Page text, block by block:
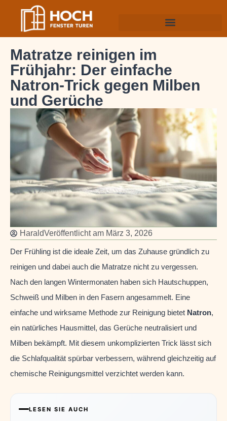
Matratze reinigen im
Frühjahr: Der einfache
Natron-Trick gegen Milben
und Gerüche
HaraldVeröffentlicht am März 3, 2026
Der Frühling ist die ideale Zeit, um das Zuhause gründlich zu
reinigen und dabei auch die Matratze nicht zu vergessen.
Nach den langen Wintermonaten haben sich Hautschuppen,
Schweiß und Milben in den Fasern angesammelt. Eine
einfache und wirksame Methode zur Reinigung bietet Natron,
ein natürliches Hausmittel, das Gerüche neutralisiert und
Milben bekämpft. Mit diesem unkomplizierten Trick lässt sich
die Schlafqualität spürbar verbessern, während gleichzeitig auf
chemische Reinigungsmittel verzichtet werden kann.
LESEN SIE AUCH